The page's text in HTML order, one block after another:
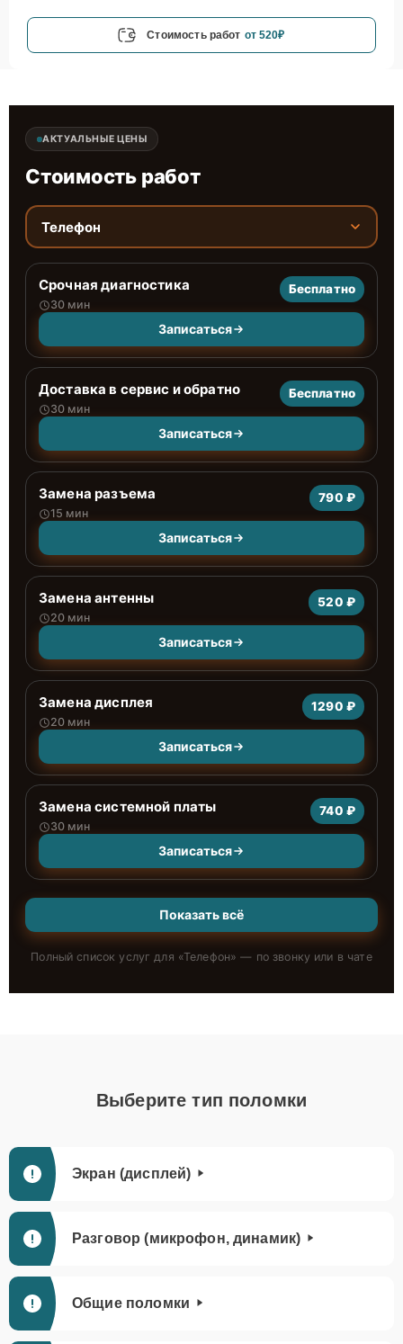
Стоимость работ от 520₽
АКТУАЛЬНЫЕ ЦЕНЫ
Стоимость работ
Телефон
Срочная диагностика
30 мин
Бесплатно
Записаться
Доставка в сервис и обратно
30 мин
Бесплатно
Записаться
Замена разъема
15 мин
790 ₽
Записаться
Замена антенны
20 мин
520 ₽
Записаться
Замена дисплея
20 мин
1290 ₽
Записаться
Замена системной платы
30 мин
740 ₽
Записаться
Показать всё
Полный список услуг для «Телефон» — по звонку или в чате
Выберите тип поломки
Экран (дисплей)
Разговор (микрофон, динамик)
Общие поломки